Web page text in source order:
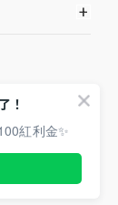
+
！
紅利金✨